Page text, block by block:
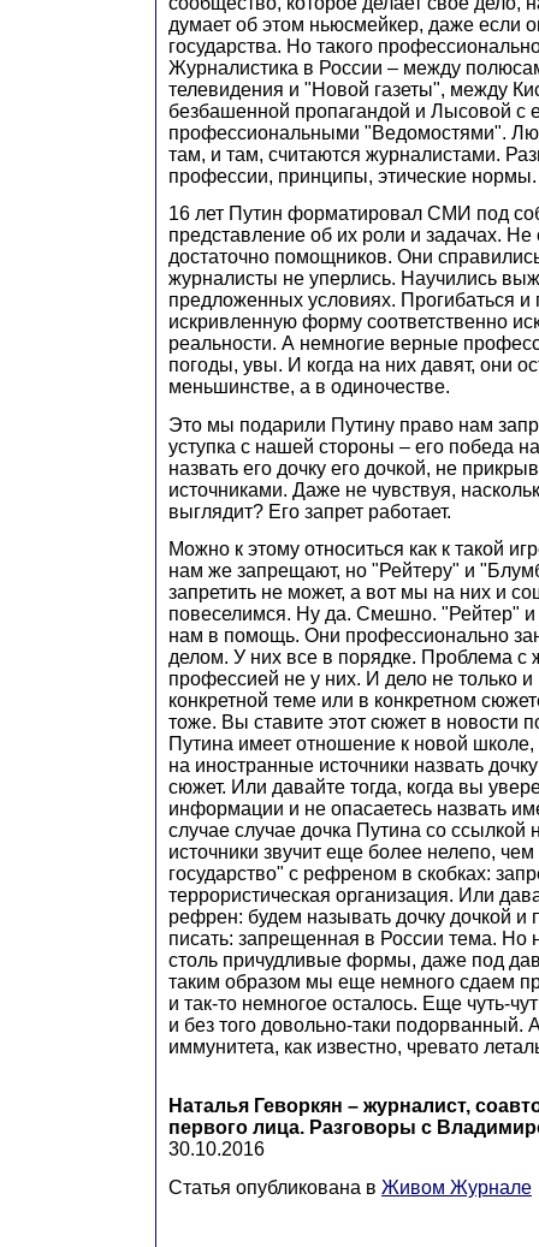
думает об этом ньюсмейкер, даже если
государства. Но такого
Журналистика в России – между
телевидения и "Новой газеты", между
безбашенной пропагандой и Лысовой с
профессиональными "Ведомостями".
там, и там, считаются журналистами.
профессии, принципы, этические нормы.
16 лет Путин форматировал СМИ под
представление об их роли и задачах. Не
достаточно помощников. Они
журналисты не уперлись. Научились
предложенных условиях. Прогибаться и
искривленную форму соответственно
реальности. А немногие верные
погоды, увы. И когда на них давят, они
меньшинстве, а в одиночестве.
Это мы подарили Путину право нам
уступка с нашей стороны – его победа
назвать его дочку его дочкой, не
источниками. Даже не чувствуя,
выглядит? Его запрет работает.
Можно к этому относиться как к такой
нам же запрещают, но "Рейтеру" и
запретить не может, а вот мы на них и
повеселимся. Ну да. Смешно. "Рейтер" и
нам в помощь. Они профессионально
делом. У них все в порядке. Проблема с
профессией не у них. И дело не только и
конкретной теме или в конкретном
тоже. Вы ставите этот сюжет в новости
Путина имеет отношение к новой школе,
на иностранные источники назвать
сюжет. Или давайте тогда, когда вы
информации и не опасаетесь назвать
случае случае дочка Путина со ссылкой
источники звучит еще более нелепо,
государство" с рефреном в скобках:
террористическая организация. Или
рефрен: будем называть дочку дочкой и
писать: запрещенная в России тема. Но
столь причудливые формы, даже под
таким образом мы еще немного сдаем
и так-то немногое осталось. Еще чуть-
и без того довольно-таки подорванный.
иммунитета, как известно, чревато
Наталья Геворкян – журналист,
первого лица. Разговоры с
30.10.2016
Статья опубликована в Живом Журнале